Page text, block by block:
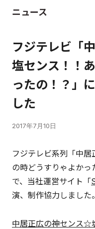
ニュース
フジテレビ「
塩センス！！
ったの！？」
した
2017年7月10日
フジテレビ系列「中
の時どうすりゃよか
で、当社運営サイト「
演、制作協力しました。
中居正広の神センス☆